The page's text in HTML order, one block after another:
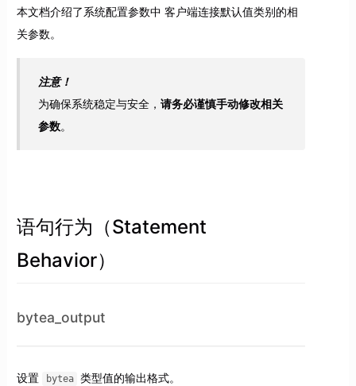
本文档介绍了系统配置参数中 客户端连接默认值类别的相
关参数。
注意！
为确保系统稳定与安全，请务必谨慎手动修改相关
参数。
语句行为（Statement
Behavior）
bytea_output
设置 bytea 类型值的输出格式。